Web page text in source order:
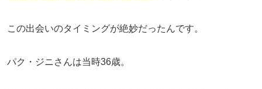
この出会いのタイミングが絶妙だったんです。
パク・ジニさんは当時36歳。